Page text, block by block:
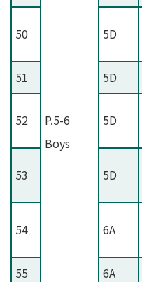
P.5-6
Boys
50 5D
51 5D
52 5D
53 5D
54 6A
55 6A